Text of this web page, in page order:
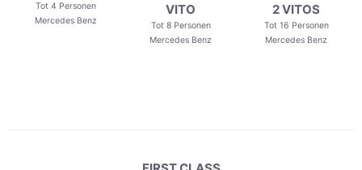
Tot 4 Personen
Mercedes Benz
VITO
Tot 8 Personen
Mercedes Benz
2 VITOS
Tot 16 Personen
Mercedes Benz